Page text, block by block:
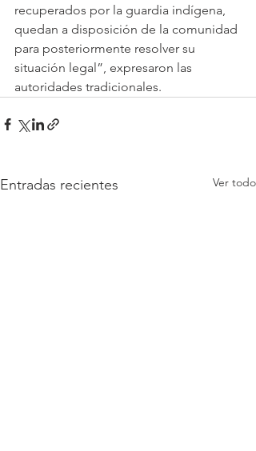
recuperados por la guardia indígena,
quedan a disposición de la comunidad
para posteriormente resolver su
situación legal”, expresaron las
autoridades tradicionales.
Entradas recientes Ver todo